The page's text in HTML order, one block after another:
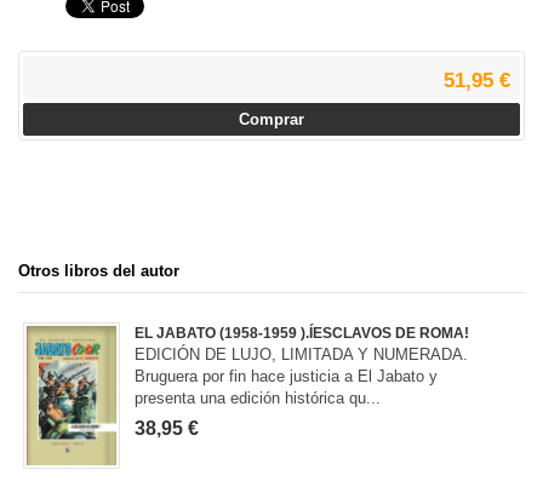
51,95 €
Comprar
Otros libros del autor
EL JABATO (1958-1959 ).ÍESCLAVOS DE ROMA!
EDICIÓN DE LUJO, LIMITADA Y NUMERADA.
Bruguera por fin hace justicia a El Jabato y
presenta una edición histórica qu...
38,95 €